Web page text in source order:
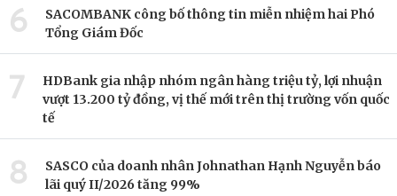
6
SACOMBANK công bố thông tin miễn nhiệm hai Phó
Tổng Giám Đốc
7
HDBank gia nhập nhóm ngân hàng triệu tỷ, lợi nhuận
vượt 13.200 tỷ đồng, vị thế mới trên thị trường vốn quốc
tế
8
SASCO của doanh nhân Johnathan Hạnh Nguyễn báo
lãi quý II/2026 tăng 99%